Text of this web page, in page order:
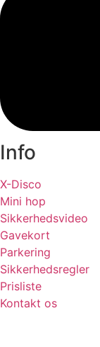
Info
X-Disco
Mini hop
Sikkerhedsvideo
Gavekort
Parkering
Sikkerhedsregler
Prisliste
Kontakt os